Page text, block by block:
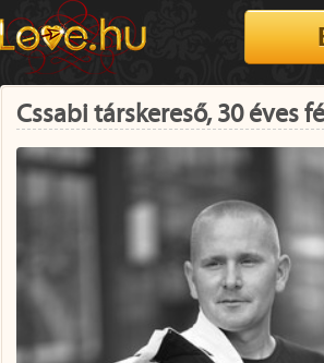
Cssabi társkereső, 30 éves